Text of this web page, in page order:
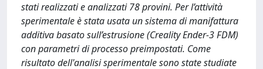
stati realizzati e analizzati 78 provini. Per l’attività
sperimentale è stata usata un sistema di manifattura
additiva basato sull’estrusione (Creality Ender-3 FDM)
con parametri di processo preimpostati. Come
risultato dell'analisi sperimentale sono state studiate